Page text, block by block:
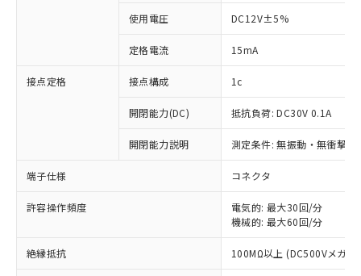
使用電圧 DC12V±5%
定格電流 15mA
接点定格 接点構成 1c
開閉能力(DC) 抵抗負荷: DC30V 0.1A
開閉能力説明 測定条件: 無振動・無衝撃
端子仕様 コネクタ
許容操作頻度
電気的: 最大30回/分
機械的: 最大60回/分
絶縁抵抗 100MΩ以上 (DC500Vメガ)
ご利用条件
対応済み：EU RoHS指令（10物質）の
非含有に対応した製品が提供可能な商品で
対応予定：EU RoHS指令（10物質）の非含
有に対応した製品に切り替える予定のある